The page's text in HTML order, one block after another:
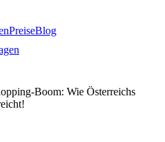
PreiseBlog
Boom: Wie Österreichs